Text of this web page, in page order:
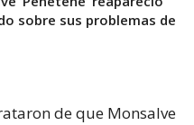
sobre sus problemas de
de que Monsalve